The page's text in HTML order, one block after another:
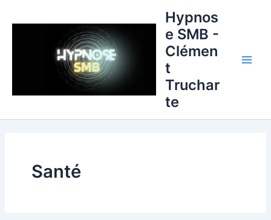
Hypnos
e SMB -
Clémen
t
Truchar
te
Santé